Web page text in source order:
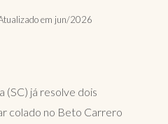
em jun/2026
(SC) já resolve dois
colado no Beto Carrero